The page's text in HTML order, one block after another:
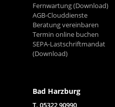
Fernwartung (Download)
AGB-Clouddienste
Beratung vereinbaren
Termin online buchen
SEPA-Lastschriftmandat
(Download)
Bad Harzburg
T. 05322 90990